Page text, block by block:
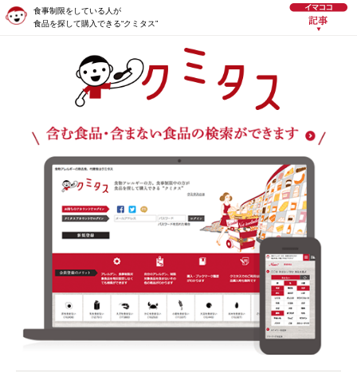
食事制限をしている人が
食品を探して購入できる“クミタス”